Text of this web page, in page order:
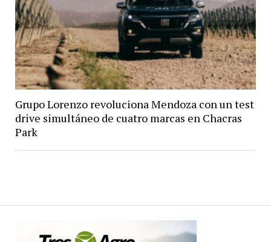
Grupo Lorenzo revoluciona Mendoza con un test
drive simultáneo de cuatro marcas en Chacras
Park